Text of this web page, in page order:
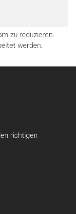
zu reduzieren.
werden.
richtigen